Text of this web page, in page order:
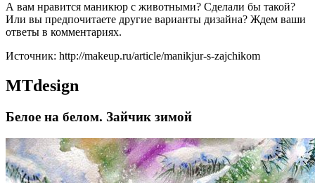
А вам нравится маникюр с животными? Сделали бы такой?
Или вы предпочитаете другие варианты дизайна? Ждем ваши
ответы в комментариях.
Источник: http://makeup.ru/article/manikjur-s-zajchikom
MTdesign
Белое на белом. Зайчик зимой